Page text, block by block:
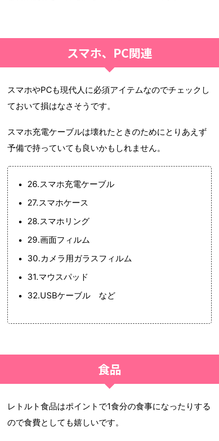
スマホ、PC関連
スマホやPCも現代人に必須アイテムなのでチェックし
ておいて損はなさそうです。
スマホ充電ケーブルは壊れたときのためにとりあえず
予備で持っていても良いかもしれません。
26.スマホ充電ケーブル
27.スマホケース
28.スマホリング
29.画面フィルム
30.カメラ用ガラスフィルム
31.マウスパッド
32.USBケーブル など
食品
レトルト食品はポイントで1食分の食事になったりする
ので食費としても嬉しいです。